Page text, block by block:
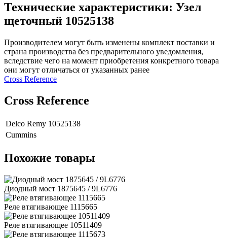
Технические характеристики: Узел
щеточный 10525138
Производителем могут быть изменены комплект поставки и
страна производства без предварительного уведомления,
вследствие чего на момент приобретения конкретного товара
они могут отличаться от указанных ранее
Сross Reference
Сross Reference
Delco Remy 10525138
Cummins
Похожие товары
Диодный мост 1875645 / 9L6776
Реле втягивающее 1115665
Реле втягивающее 10511409